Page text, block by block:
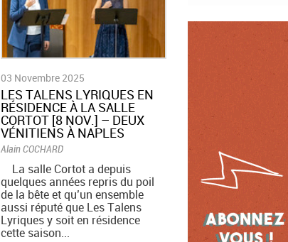
03 Novembre 2025
LES TALENS LYRIQUES EN
RÉSIDENCE À LA SALLE
CORTOT [8 NOV.] – DEUX
VÉNITIENS À NAPLES
Alain COCHARD
La salle Cortot a depuis
quelques années repris du poil
de la bête et qu’un ensemble
aussi réputé que Les Talens
Lyriques y soit en résidence
cette saison...